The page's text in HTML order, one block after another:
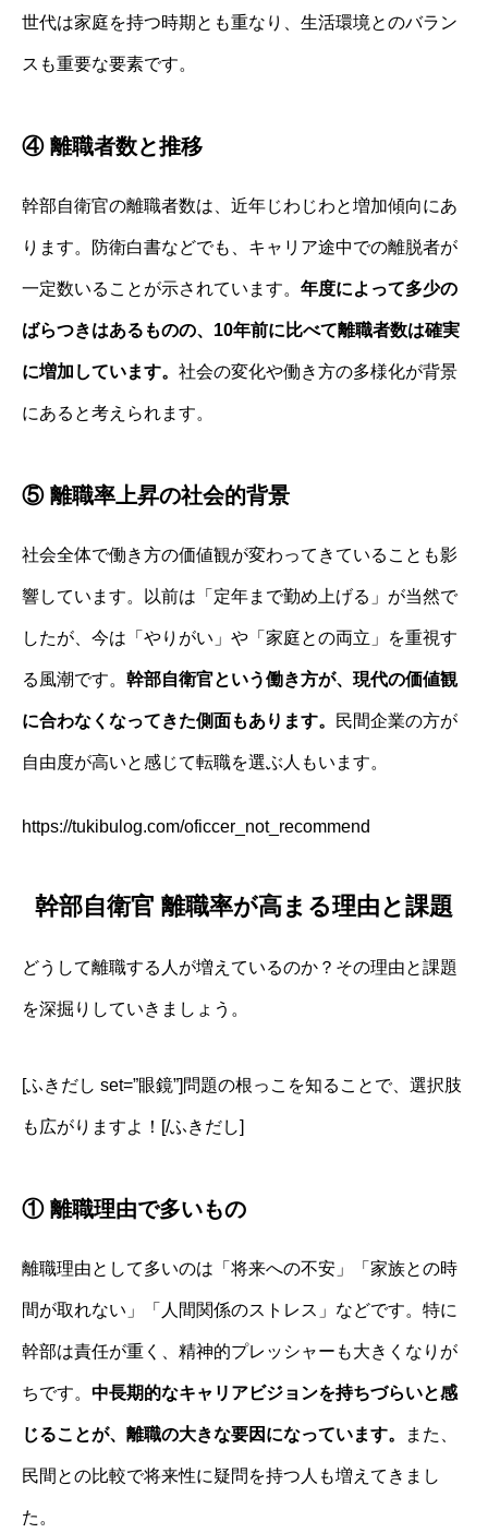
世代は家庭を持つ時期とも重なり、生活環境とのバラン
スも重要な要素です。
④ 離職者数と推移
幹部自衛官の離職者数は、近年じわじわと増加傾向にあ
ります。防衛白書などでも、キャリア途中での離脱者が
一定数いることが示されています。 年度によって多少の
ばらつきはあるものの、10年前に比べて離職者数は確実
に増加しています。 社会の変化や働き方の多様化が背景
にあると考えられます。
⑤ 離職率上昇の社会的背景
社会全体で働き方の価値観が変わってきていることも影
響しています。以前は「定年まで勤め上げる」が当然で
したが、今は「やりがい」や「家庭との両立」を重視す
る風潮です。 幹部自衛官という働き方が、現代の価値観
に合わなくなってきた側面もあります。 民間企業の方が
自由度が高いと感じて転職を選ぶ人もいます。
https://tukibulog.com/oficcer_not_recommend
幹部自衛官 離職率が高まる理由と課題
どうして離職する人が増えているのか？その理由と課題
を深掘りしていきましょう。
[ふきだし set=”眼鏡”]問題の根っこを知ることで、選択肢
も広がりますよ！[/ふきだし]
① 離職理由で多いもの
離職理由として多いのは「将来への不安」「家族との時
間が取れない」「人間関係のストレス」などです。特に
幹部は責任が重く、精神的プレッシャーも大きくなりが
ちです。 中長期的なキャリアビジョンを持ちづらいと感
じることが、離職の大きな要因になっています。 また、
民間との比較で将来性に疑問を持つ人も増えてきまし
た。